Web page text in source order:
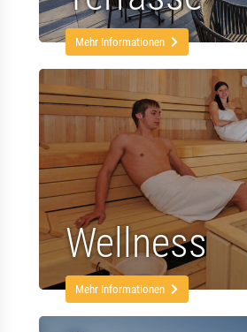
Mehr Informationen
Wellness
Mehr Informationen